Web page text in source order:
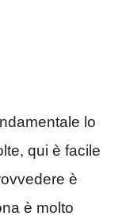
lo
qui è facile
è
è molto